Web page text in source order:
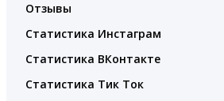
Отзывы
Статистика Инстаграм
Статистика ВКонтакте
Статистика Тик Ток